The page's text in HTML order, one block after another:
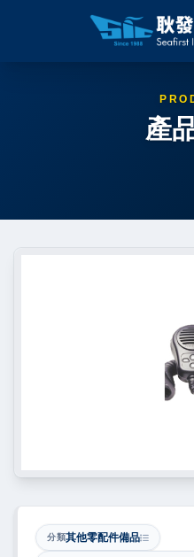
產
分類其他零配件備品